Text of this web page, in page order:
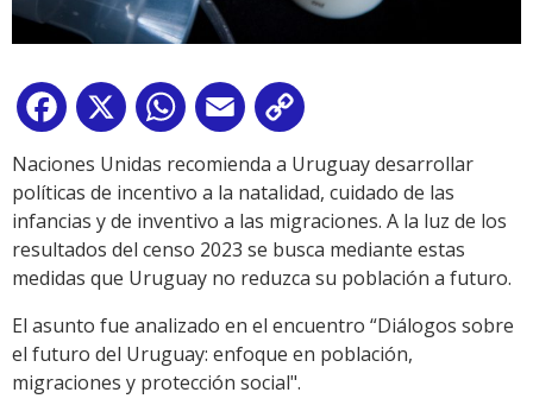
Facebook
X WhatsApp
Email
Link
Naciones Unidas recomienda a Uruguay desarrollar
políticas de incentivo a la natalidad, cuidado de las
infancias y de inventivo a las migraciones. A la luz de los
resultados del censo 2023 se busca mediante estas
medidas que Uruguay no reduzca su población a futuro.
El asunto fue analizado en el encuentro “Diálogos sobre
el futuro del Uruguay: enfoque en población,
migraciones y protección social".